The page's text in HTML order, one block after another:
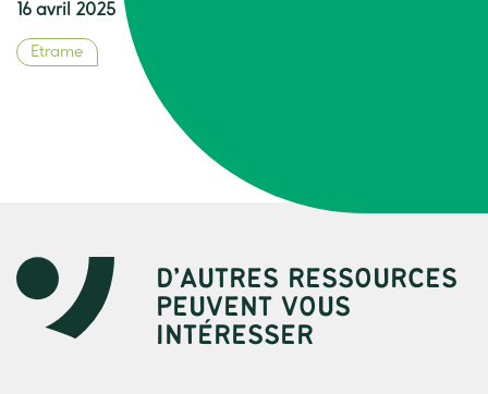
16 avril 2025
Etrame
D’AUTRES RESSOURCES
PEUVENT VOUS
INTÉRESSER